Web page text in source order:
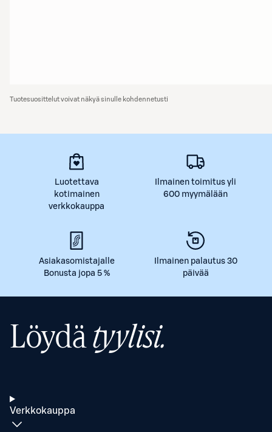
Tuotesuosittelut voivat näkyä sinulle kohdennetusti
Luotettava
kotimainen
verkkokauppa
Ilmainen toimitus yli
600 myymälään
Asiakasomistajalle
Bonusta jopa 5 %
Ilmainen palautus 30
päivää
Löydätyylisi.
Verkkokauppa